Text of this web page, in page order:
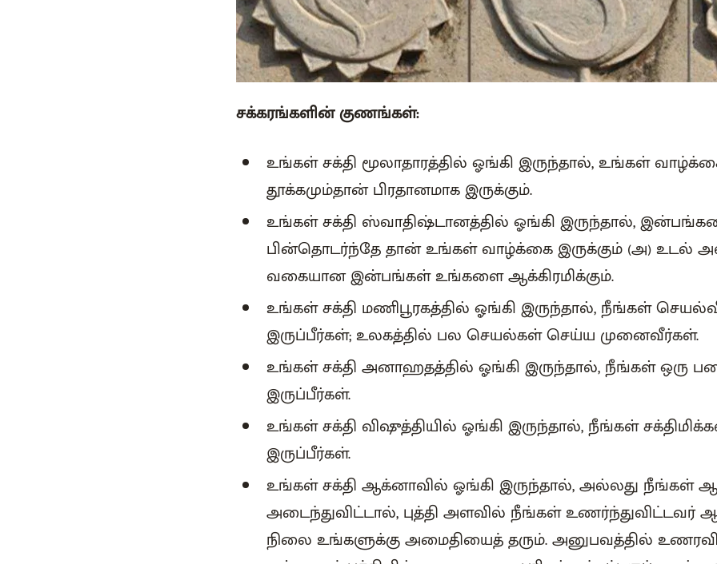
சக்கரங்களின் குணங்கள்:
உங்கள் சக்தி மூலாதாரத்தில் ஓங்கி இருந்தால், உங்கள்
தூக்கமும்தான் பிரதானமாக இருக்கும்.
உங்கள் சக்தி ஸ்வாதிஷ்டானத்தில் ஓங்கி இருந்தால்,
பின்தொடர்ந்தே தான் உங்கள் வாழ்க்கை இருக்கும் (அ) உடல்
வகையான இன்பங்கள் உங்களை ஆக்கிரமிக்கும்.
உங்கள் சக்தி மணிபூரகத்தில் ஓங்கி இருந்தால், நீங்கள்
இருப்பீர்கள்; உலகத்தில் பல செயல்கள் செய்ய முனைவீர்கள்.
உங்கள் சக்தி அனாஹதத்தில் ஓங்கி இருந்தால், நீங்கள் ஒரு
இருப்பீர்கள்.
உங்கள் சக்தி விஷுத்தியில் ஓங்கி இருந்தால், நீங்கள்
இருப்பீர்கள்.
உங்கள் சக்தி ஆக்னாவில் ஓங்கி இருந்தால், அல்லது நீங்கள்
அடைந்துவிட்டால், புத்தி அளவில் நீங்கள் உணர்ந்துவிட்டவர்
நிலை உங்களுக்கு அமைதியைத் தரும். அனுபவத்தில்